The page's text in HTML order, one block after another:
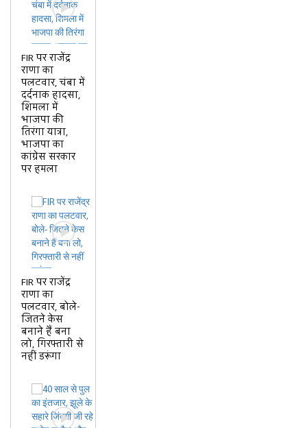
FIR पर राजेंद्र
राणा का
पलटवार, चंबा में
दर्दनाक हादसा,
शिमला में
भाजपा की
तिरंगा यात्रा,
भाजपा का
कांग्रेस सरकार
पर हमला
FIR पर राजेंद्र
राणा का
पलटवार, बोले-
जितने केस
बनाने हैं बना
लो, गिरफ्तारी से
नहीं डरूंगा